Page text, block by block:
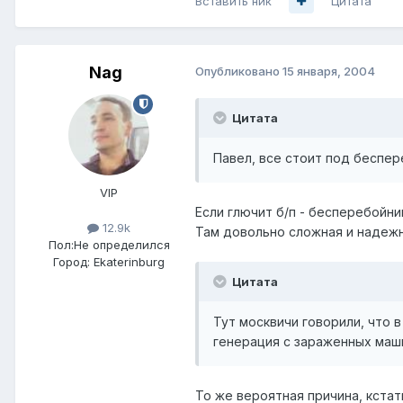
Nag
VIP
12.9k
Пол:Не определился
Город: Ekaterinburg
Опубликовано 15 января, 2004
Цитата
Павел, все стоит под
Если глючит б/п -
Там довольно сложная и
Цитата
Тут москвичи говорили, что
генерация с зараженных
То же вероятная причина,